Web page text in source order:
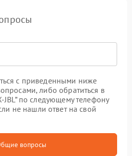
с приведенными ниже
либо обратиться в
JBL” по следующему телефону
не нашли ответ на свой
вопросы